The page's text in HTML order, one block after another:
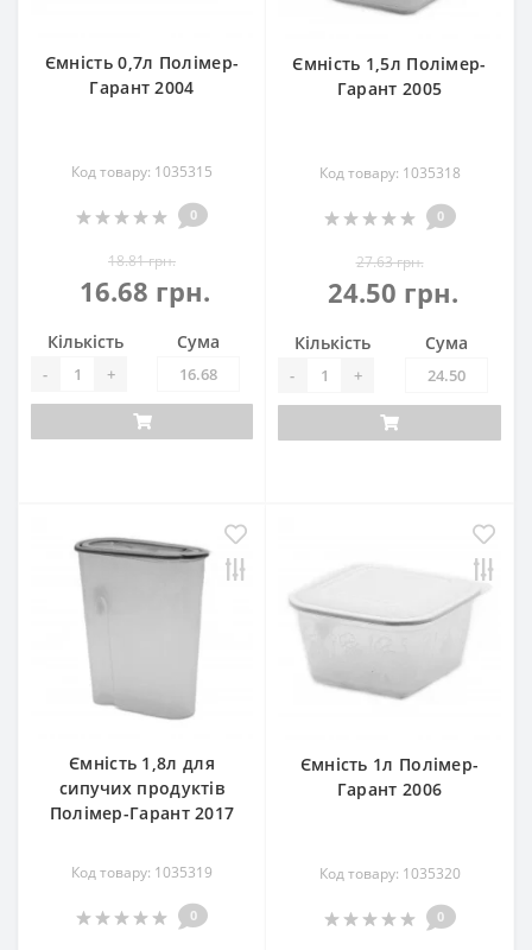
Ємність 0,7л Полімер-
Гарант 2004
Код товару: 1035315
0
18.81 грн.
16.68 грн.
Кількість
- +
Сума
Ємність 1,5л Полімер-
Гарант 2005
Код товару: 1035318
0
27.63 грн.
24.50 грн.
Кількість
- +
Сума
Ємність 1,8л для
сипучих продуктів
Полімер-Гарант 2017
Код товару: 1035319
0
Ємність 1л Полімер-
Гарант 2006
Код товару: 1035320
0